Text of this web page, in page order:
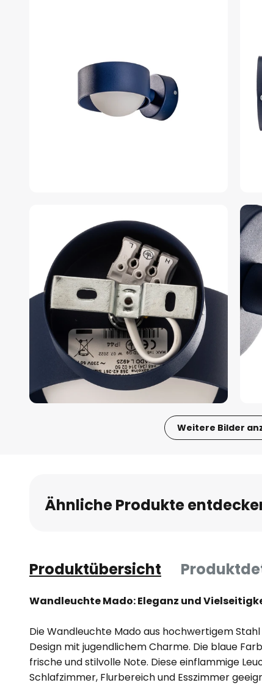
Weitere Bilder
Bildgalerie
springen
Ähnliche Produkte
Produktübersicht
Wandleuchte Mado: Eleganz und
Die Wandleuchte Mado aus hochwertigem
Design mit jugendlichem Charme. Die blaue
frische und stilvolle Note. Diese einflammige
Schlafzimmer, Flurbereich und Esszimmer